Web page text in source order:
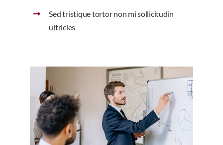
Sed tristique tortor non mi sollicitudin
ultricies